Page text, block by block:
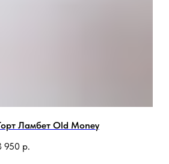
Ламбет Old Money
950 р.